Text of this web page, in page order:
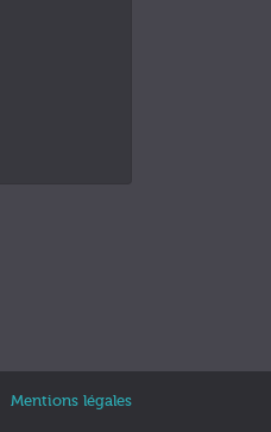
Mentions légales